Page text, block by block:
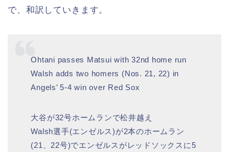
で、和訳していきます。
Ohtani passes Matsui with 32nd home run
Walsh adds two homers (Nos. 21, 22) in
Angels’ 5-4 win over Red Sox
大谷が32号ホームランで松井越え
Walsh選手(エンゼルス)が2本のホームラン
(21、22号)でエンゼルスがレッドソックスに5